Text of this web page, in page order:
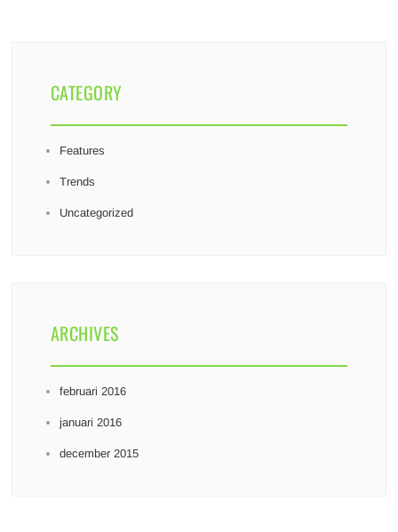
CATEGORY
Features
Trends
Uncategorized
ARCHIVES
februari 2016
januari 2016
december 2015